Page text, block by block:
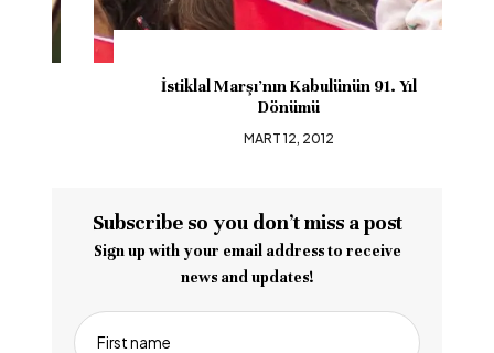
İstiklal Marşı’nın Kabulünün 91. Yıl
Dönümü
MART 12, 2012
Subscribe so you don’t miss a post
Sign up with your email address to receive
news and updates!
First name